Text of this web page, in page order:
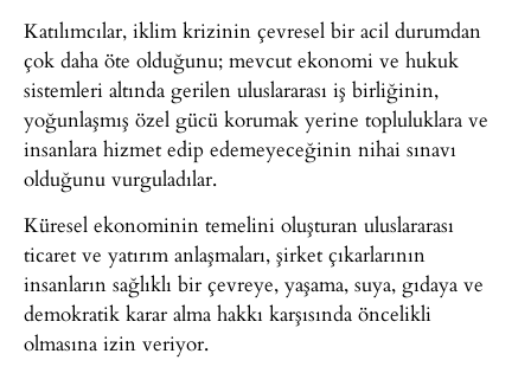
Katılımcılar, iklim krizinin çevresel bir acil durumdan
çok daha öte olduğunu; mevcut ekonomi ve hukuk
sistemleri altında gerilen uluslararası iş birliğinin,
yoğunlaşmış özel gücü korumak yerine topluluklara ve
insanlara hizmet edip edemeyeceğinin nihai sınavı
olduğunu vurguladılar.
Küresel ekonominin temelini oluşturan uluslararası
ticaret ve yatırım anlaşmaları, şirket çıkarlarının
insanların sağlıklı bir çevreye, yaşama, suya, gıdaya ve
demokratik karar alma hakkı karşısında öncelikli
olmasına izin veriyor.